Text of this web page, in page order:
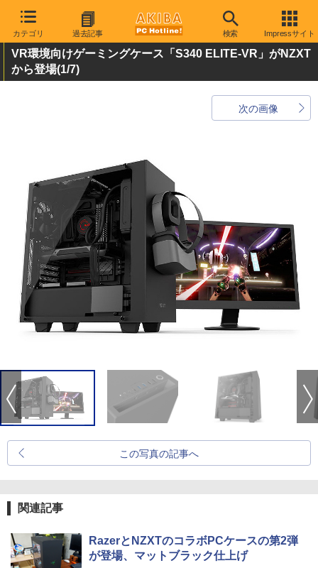
カテゴリ 過去記事 検索 Impressサイト
VR環境向けゲーミングケース「S340 ELITE-VR」がNZXT
から登場(1/7)
次の画像
この写真の記事へ
関連記事
RazerとNZXTのコラボPCケースの第2弾
が登場、マットブラック仕上げ